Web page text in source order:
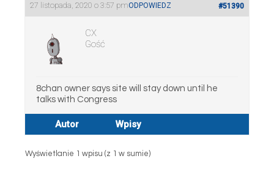
27 listopada, 2020 o 3:57 pm #51390
ODPOWIEDZ
CX
Gość
8chan owner says site will stay down until he
talks with Congress
Autor Wpisy
Wyświetlanie 1 wpisu (z 1 w sumie)